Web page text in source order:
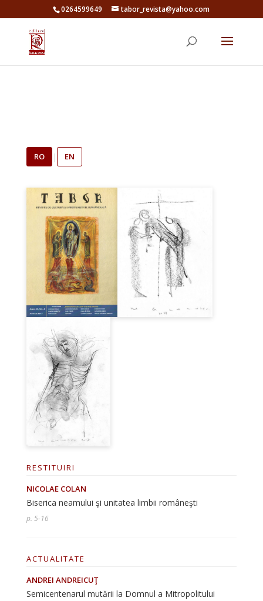
0264599649 tabor_revista@yahoo.com
RO | EN
RESTITUIRI
NICOLAE COLAN
Biserica neamului şi unitatea limbii româneşti
p. 5-16
ACTUALITATE
ANDREI ANDREICUŢ
Semicentenarul mutării la Domnul a Mitropolitului